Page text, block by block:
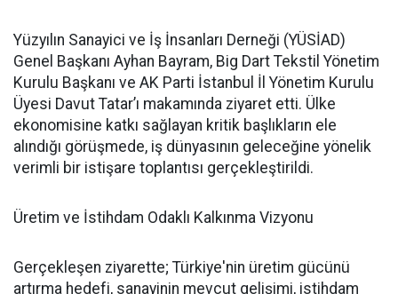
Yüzyılın Sanayici ve İş İnsanları Derneği (YÜSİAD)
Genel Başkanı Ayhan Bayram, Big Dart Tekstil Yönetim
Kurulu Başkanı ve AK Parti İstanbul İl Yönetim Kurulu
Üyesi Davut Tatar’ı makamında ziyaret etti. Ülke
ekonomisine katkı sağlayan kritik başlıkların ele
alındığı görüşmede, iş dünyasının geleceğine yönelik
verimli bir istişare toplantısı gerçekleştirildi.
Üretim ve İstihdam Odaklı Kalkınma Vizyonu
Gerçekleşen ziyarette; Türkiye'nin üretim gücünü
artırma hedefi, sanayinin mevcut gelişimi, istihdam